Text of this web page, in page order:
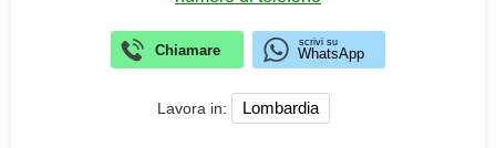
Lavora in: Lombardia